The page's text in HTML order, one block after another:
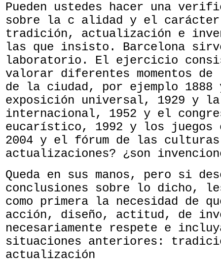
Pueden ustedes hacer una
sobre la c alidad y el carácter
tradición, actualización e
las que insisto. Barcelona
laboratorio. El ejercicio
valorar diferentes momentos
de la ciudad, por ejemplo
exposición universal, 1929 y
internacional, 1952 y el
eucarístico, 1992 y los juegos
2004 y el fórum de las
actualizaciones? ¿son
Queda en sus manos, pero si
conclusiones sobre lo dicho,
como primera la necesidad de
acción, diseño, actitud, de
necesariamente respete e
situaciones anteriores:
actualización